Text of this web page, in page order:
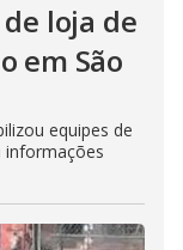
loja de
em São
equipes de
informações